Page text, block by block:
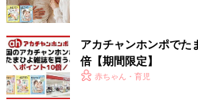
アカチャンホンポでた
倍【期間限定】
赤ちゃん・育児